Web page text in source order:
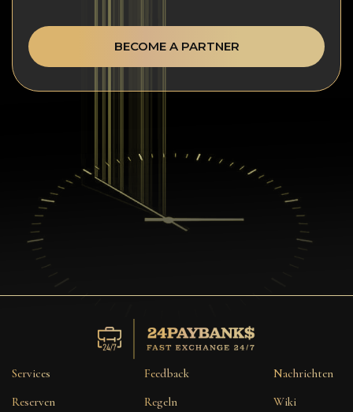
BECOME A PARTNER
Services
Reserven
Feedback
Regeln
Nachrichten
Wiki